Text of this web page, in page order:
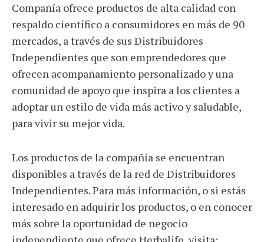
Compañía ofrece productos de alta calidad con
respaldo científico a consumidores en más de 90
mercados, a través de sus Distribuidores
Independientes que son emprendedores que
ofrecen acompañamiento personalizado y una
comunidad de apoyo que inspira a los clientes a
adoptar un estilo de vida más activo y saludable,
para vivir su mejor vida.
Los productos de la compañía se encuentran
disponibles a través de la red de Distribuidores
Independientes. Para más información, o si estás
interesado en adquirir los productos, o en conocer
más sobre la oportunidad de negocio